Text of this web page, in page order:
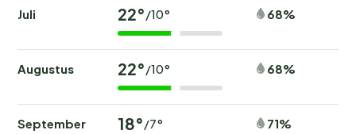
Juli 22°/10° 68%
Augustus 22°/10° 68%
September 18°/7° 71%